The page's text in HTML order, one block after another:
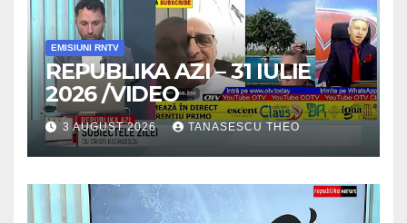
EMISIUNI RNTV
REPUBLIKA AZI – 31 IULIE
2026 /VIDEO
3 AUGUST 2026 TANASESCU THEO